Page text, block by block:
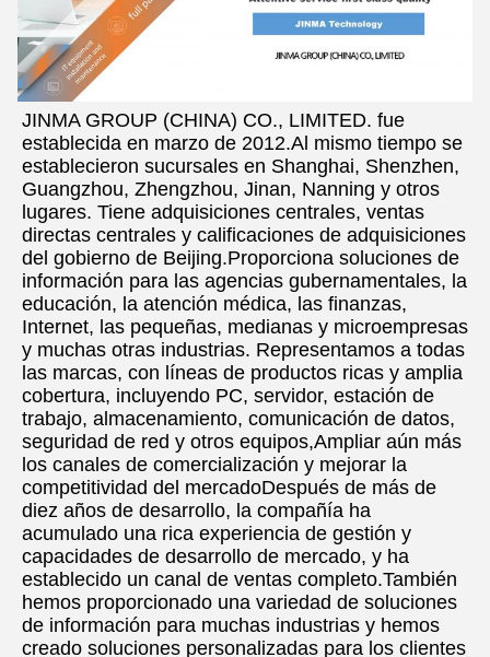
JINMA GROUP (CHINA) CO., LIMITED. fue
establecida en marzo de 2012.Al mismo tiempo se
establecieron sucursales en Shanghai, Shenzhen,
Guangzhou, Zhengzhou, Jinan, Nanning y otros
lugares. Tiene adquisiciones centrales, ventas
directas centrales y calificaciones de adquisiciones
del gobierno de Beijing.Proporciona soluciones de
información para las agencias gubernamentales, la
educación, la atención médica, las finanzas,
Internet, las pequeñas, medianas y microempresas
y muchas otras industrias. Representamos a todas
las marcas, con líneas de productos ricas y amplia
cobertura, incluyendo PC, servidor, estación de
trabajo, almacenamiento, comunicación de datos,
seguridad de red y otros equipos,Ampliar aún más
los canales de comercialización y mejorar la
competitividad del mercadoDespués de más de
diez años de desarrollo, la compañía ha
acumulado una rica experiencia de gestión y
capacidades de desarrollo de mercado, y ha
establecido un canal de ventas completo.También
hemos proporcionado una variedad de soluciones
de información para muchas industrias y hemos
creado soluciones personalizadas para los clientes